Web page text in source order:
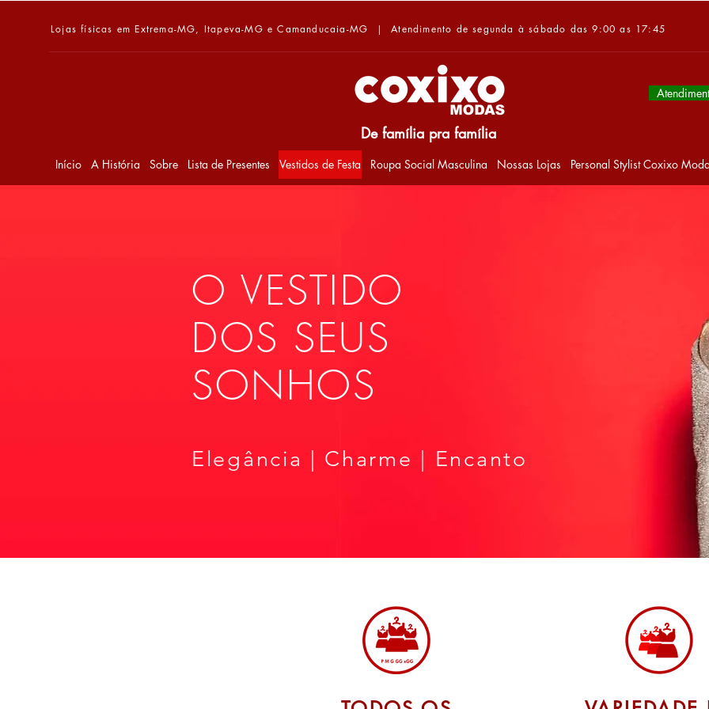
Lojas físicas em Extrema-MG, Itapeva-MG e Camanducaia-MG | Atendimento de segunda à sábado das 9:00 as 17:45
De família pra família
Início A História Sobre Lista de Presentes Vestidos de Festa Roupa Social Masculina Nossas Lojas Personal Stylist Coxixo
O VESTIDO
DOS SEUS
SONHOS
Elegância | Charme | Encanto